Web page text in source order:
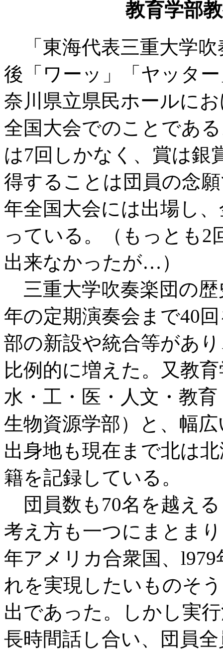
教育学部教
「東海代表三重大学吹
後「ワーッ」「ヤッタ
奈川県立県民ホールに
全国大会でのことであ
は7回しかなく、賞は銀
得することは団員の念
年全国大会には出場し
っている。（もっとも2
出来なかったが…）
三重大学吹奏楽団の歴
年の定期演奏会まで40
部の新設や統合等があ
比例的に増えた。又教
水・工・医・人文・教
生物資源学部）と、幅
出身地も現在まで北は
籍を記録している。
団員数も70名を越え
考え方も一つにまとま
年アメリカ合衆国、
れを実現したいものそ
出であった。しかし実
長時間話し合い、団員